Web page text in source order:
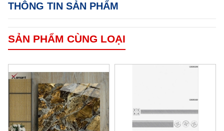
THÔNG TIN SẢN PHẨM
SẢN PHẨM CÙNG LOẠI